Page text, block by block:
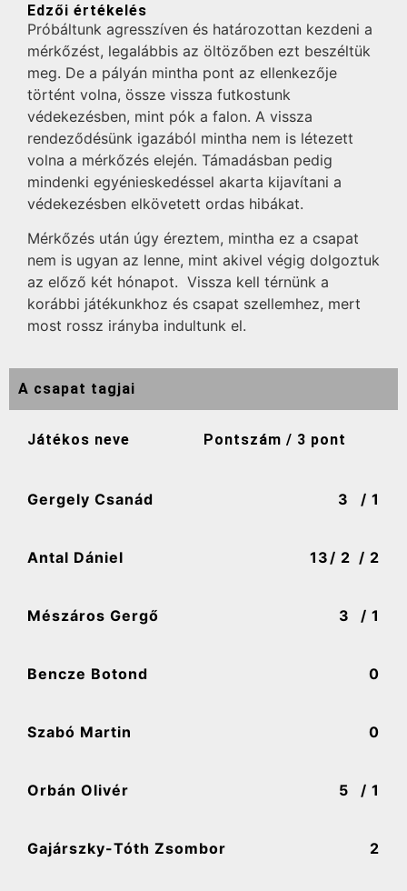
Edzői értékelés
Próbáltunk agresszíven és határozottan kezdeni a
mérkőzést, legalábbis az öltözőben ezt beszéltük
meg. De a pályán mintha pont az ellenkezője
történt volna, össze vissza futkostunk
védekezésben, mint pók a falon. A vissza
rendeződésünk igazából mintha nem is létezett
volna a mérkőzés elején. Támadásban pedig
mindenki egyénieskedéssel akarta kijavítani a
védekezésben elkövetett ordas hibákat.
Mérkőzés után úgy éreztem, mintha ez a csapat
nem is ugyan az lenne, mint akivel végig dolgoztuk
az előző két hónapot. Vissza kell térnünk a
korábbi játékunkhoz és csapat szellemhez, mert
most rossz irányba indultunk el.
A csapat tagjai
Játékos neve Pontszám / 3 pont
Gergely Csanád 3 / 1
Antal Dániel 13 / 2 / 2
Mészáros Gergő 3 / 1
Bencze Botond 0
Szabó Martin 0
Orbán Olivér 5 / 1
Gajárszky-Tóth Zsombor 2